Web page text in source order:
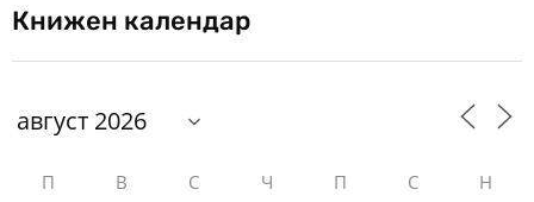
Книжен календар
П В С Ч П С Н